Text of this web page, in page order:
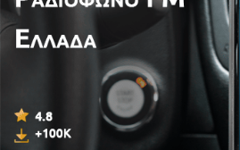
Sex & Sensibility